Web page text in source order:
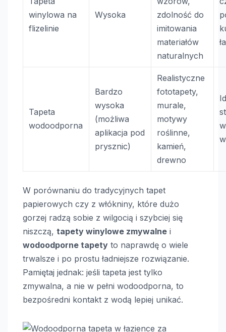
winylowa na
flizelinie
Wysoka
zdolność do
imitowania
materiałów
naturalnych
Tapeta
wodoodporna
Bardzo
wysoka
(możliwa
aplikacja pod
prysznic)
Realistyczne
fototapety,
murale,
motywy
roślinne,
kamień,
drewno
W porównaniu do tradycyjnych tapet
papierowych czy z włókniny, które dużo
gorzej radzą sobie z wilgocią i szybciej się
niszczą, tapety winylowe zmywalne i
wodoodporne tapety to naprawdę o wiele
trwalsze i po prostu ładniejsze rozwiązanie.
Pamiętaj jednak: jeśli tapeta jest tylko
zmywalna, a nie w pełni wodoodporna, to
bezpośredni kontakt z wodą lepiej unikać.